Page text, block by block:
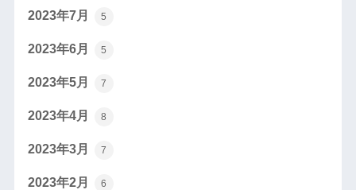
2023年7月 5
2023年6月 5
2023年5月 7
2023年4月 8
2023年3月 7
2023年2月 6